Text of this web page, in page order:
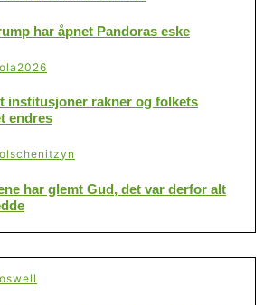
har åpnet Pandoras eske
institusjoner rakner og folkets
endres
har glemt Gud, det var derfor alt